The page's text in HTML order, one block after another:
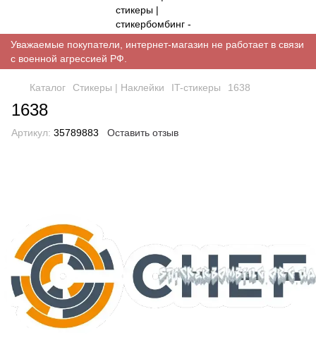
Уважаемые покупатели, интернет-магазин не работает в связи
с военной агрессией РФ.
Каталог Стикеры | Наклейки IT-стикеры 1638
1638
Артикул: 35789883 Оставить отзыв